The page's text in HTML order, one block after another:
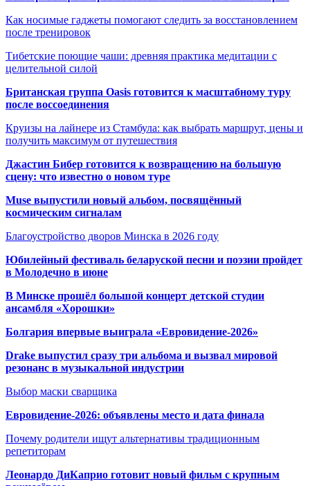
Как носимые гаджеты помогают следить за восстановлением
после тренировок
Тибетские поющие чаши: древняя практика медитации с
целительной силой
Британская группа Oasis готовится к масштабному туру
после воссоединения
Круизы на лайнере из Стамбула: как выбрать маршрут, цены и
получить максимум от путешествия
Джастин Бибер готовится к возвращению на большую
сцену: что известно о новом туре
Muse выпустили новый альбом, посвящённый
космическим сигналам
Благоустройство дворов Минска в 2026 году
Юбилейный фестиваль беларуской песни и поэзии пройдет
в Молодечно в июне
В Минске прошёл большой концерт детской студии
ансамбля «Хорошки»
Болгария впервые выиграла «Евровидение-2026»
Drake выпустил сразу три альбома и вызвал мировой
резонанс в музыкальной индустрии
Выбор маски сварщика
Евровидение-2026: объявлены место и дата финала
Почему родители ищут альтернативы традиционным
репетиторам
Леонардо ДиКаприо готовит новый фильм с крупным